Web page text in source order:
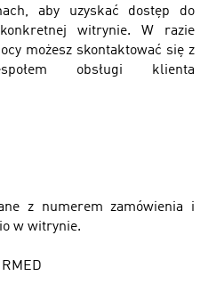
aby uzyskać dostęp do
witrynie. W razie
możesz skontaktować się z
obsługi klienta
z numerem zamówienia i
w witrynie.